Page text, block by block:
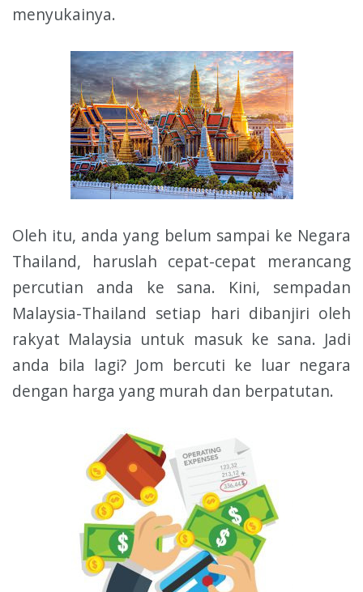
menyukainya.
Oleh itu, anda yang belum sampai ke Negara
Thailand, haruslah cepat-cepat merancang
percutian anda ke sana. Kini, sempadan
Malaysia-Thailand setiap hari dibanjiri oleh
rakyat Malaysia untuk masuk ke sana. Jadi
anda bila lagi? Jom bercuti ke luar negara
dengan harga yang murah dan berpatutan.